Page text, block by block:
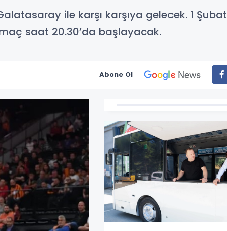
ile karşı karşıya gelecek. 1 Şubat
saat 20.30’da başlayacak.
Abone Ol